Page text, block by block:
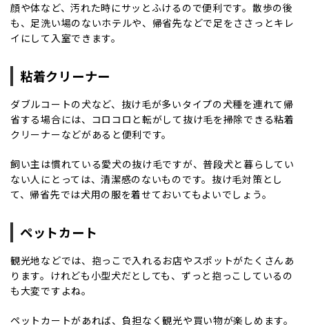
顔や体など、汚れた時にサッとふけるので便利です。散歩の後
も、足洗い場のないホテルや、帰省先などで足をささっとキレ
イにして入室できます。
粘着クリーナー
ダブルコートの犬など、抜け毛が多いタイプの犬種を連れて帰
省する場合には、コロコロと転がして抜け毛を掃除できる粘着
クリーナーなどがあると便利です。
飼い主は慣れている愛犬の抜け毛ですが、普段犬と暮らしてい
ない人にとっては、清潔感のないものです。抜け毛対策とし
て、帰省先では犬用の服を着せておいてもよいでしょう。
ペットカート
観光地などでは、抱っこで入れるお店やスポットがたくさんあ
ります。けれども小型犬だとしても、ずっと抱っこしているの
も大変ですよね。
ペットカートがあれば、負担なく観光や買い物が楽しめます。